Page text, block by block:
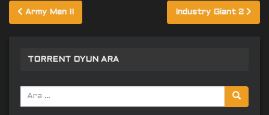
Yazı
gezinmesi
Army Men II Industry Giant 2
TORRENT OYUN ARA
Arama
yap: